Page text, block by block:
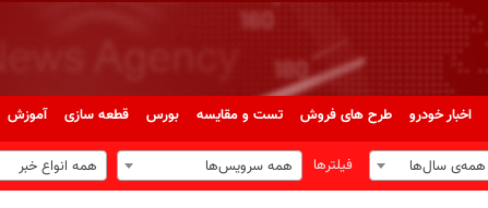
اخبار خودرو طرح های فروش تست و مقایسه بورس قطعه سازی آموزش
همه‌ی سال‌ها فیلترها همه سرویس‌ها همه انواع خبر